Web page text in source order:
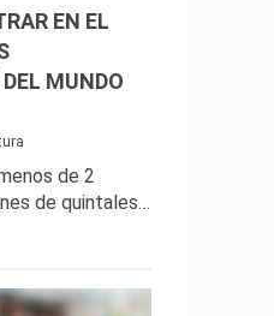
EN EL
MUNDO
de 2
de quintales…